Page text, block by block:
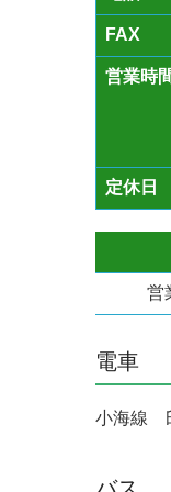
FAX
営業時
定休日
営
電車
小海線